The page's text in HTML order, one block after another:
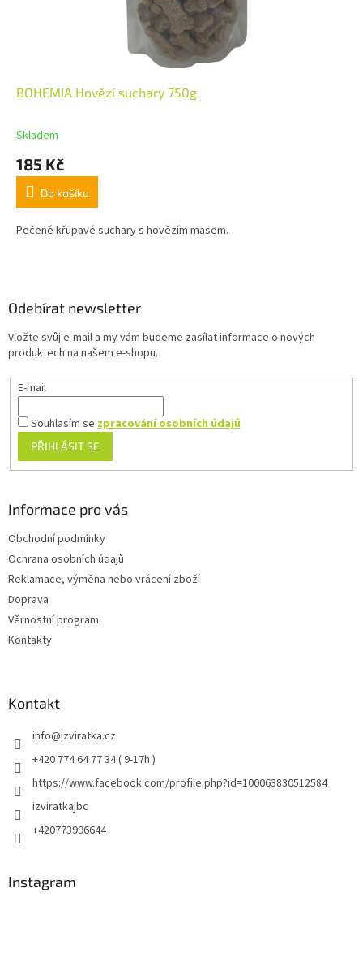
BOHEMIA Hovězí suchary 750g
Skladem
185 Kč
Do košíku
Pečené křupavé suchary s hovězím masem.
Odebírat newsletter
Vložte svůj e-mail a my vám budeme zasílat informace o nových
produktech na našem e-shopu.
E-mail
Souhlasím sezpracování osobních údajů
PŘIHLÁSIT SE
Informace pro vás
Obchodní podmínky
Ochrana osobních údajů
Reklamace, výměna nebo vrácení zboží
Doprava
Věrnostní program
Kontakty
Kontakt
info@izviratka.cz
+420 774 64 77 34 ( 9-17h )
https://www.facebook.com/profile.php?id=100063830512584
izviratkajbc
+420773996644
Instagram